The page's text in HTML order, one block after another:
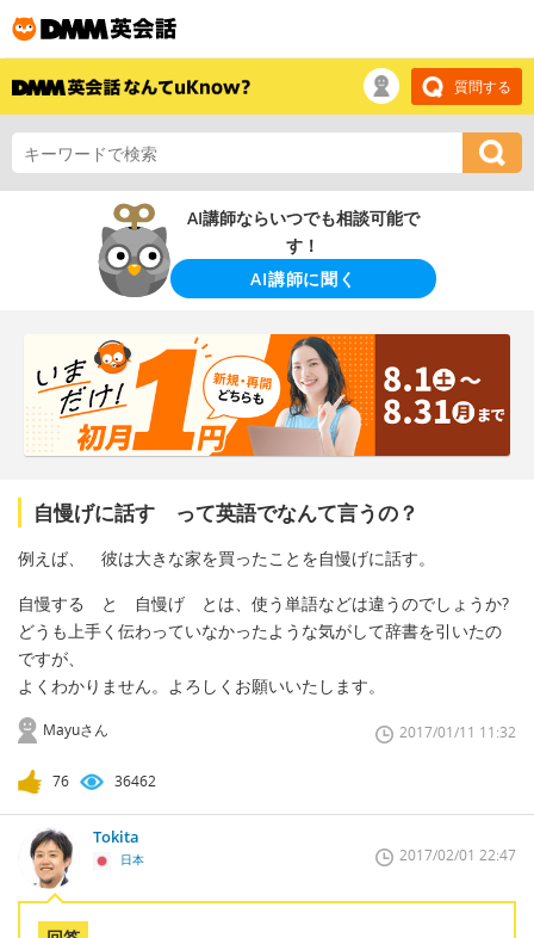
質問する
AI講師ならいつでも相談可能で
す！
AI講師に聞く
自慢げに話す って英語でなんて言うの？
例えば、 彼は大きな家を買ったことを自慢げに話す。
自慢する と 自慢げ とは、使う単語などは違うのでしょうか?
どうも上手く伝わっていなかったような気がして辞書を引いたの
ですが、
よくわかりません。よろしくお願いいたします。
Mayuさん 2017/01/11 11:32
76 36462
Tokita
日本 2017/02/01 22:47